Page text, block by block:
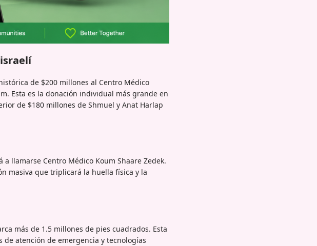
de $200 millones al Centro Médico
Esta es la donación individual más grande en
de $180 millones de Shmuel y Anat Harlap
llamarse Centro Médico Koum Shaare Zedek.
masiva que triplicará la huella física y la
más de 1.5 millones de pies cuadrados. Esta
atención de emergencia y tecnologías